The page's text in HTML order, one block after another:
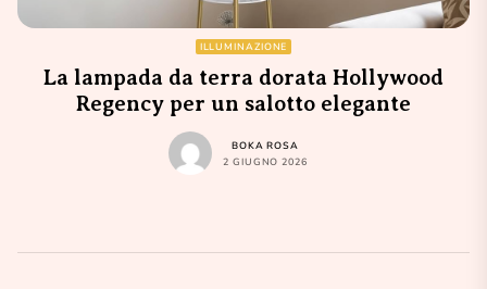
ILLUMINAZIONE
La lampada da terra dorata Hollywood
Regency per un salotto elegante
BOKA ROSA
2 GIUGNO 2026